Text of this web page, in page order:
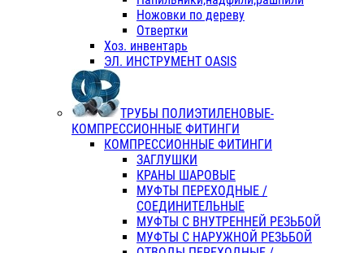
Ножовки по дереву
Отвертки
Хоз. инвентарь
ЭЛ. ИНСТРУМЕНТ OASIS
ТРУБЫ ПОЛИЭТИЛЕНОВЫЕ-
КОМПРЕССИОННЫЕ ФИТИНГИ
КОМПРЕССИОННЫЕ ФИТИНГИ
ЗАГЛУШКИ
КРАНЫ ШАРОВЫЕ
МУФТЫ ПЕРЕХОДНЫЕ /
СОЕДИНИТЕЛЬНЫЕ
МУФТЫ С ВНУТРЕННЕЙ РЕЗЬБОЙ
МУФТЫ С НАРУЖНОЙ РЕЗЬБОЙ